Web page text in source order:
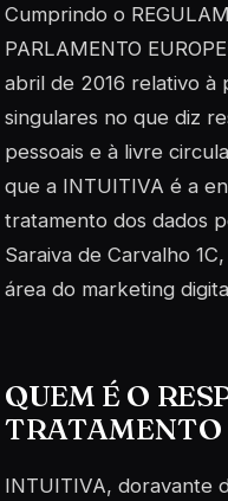
Cumprindo o
PARLAMENTO
abril de 2016 relativo à
singulares no que diz
pessoais e à livre
que a INTUITIVA é a
tratamento dos dados
Saraiva de Carvalho
área do marketing
QUEM É O
TRATAMENTO
INTUITIVA, doravante